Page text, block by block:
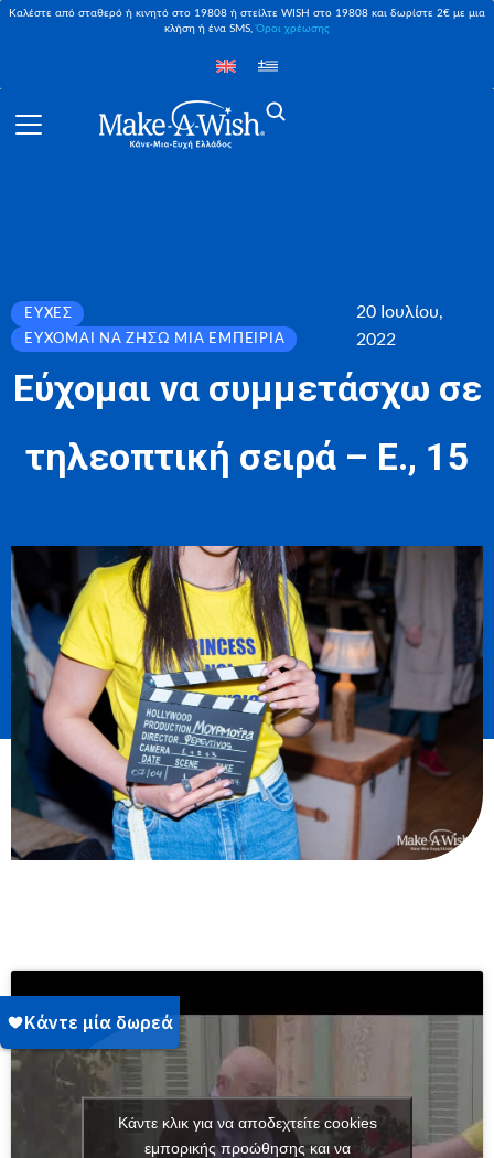
Καλέστε από σταθερό ή κινητό στο 19808 ή στείλτε WISH στο 19808 και δωρίστε 2€ με μια
κλήση ή ένα SMS,Όροι χρέωσης
ΕΥΧΈΣ
ΕΎΧΟΜΑΙ ΝΑ ΖΉΣΩ ΜΙΑ ΕΜΠΕΙΡΊΑ
20 Ιουλίου,
2022
Εύχομαι να συμμετάσχω σε
τηλεοπτική σειρά – Ε., 15
Κάντε κλικ για να αποδεχτείτε cookies
εμπορικής προώθησης και να